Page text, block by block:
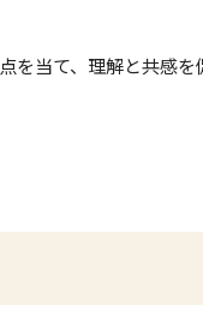
を当て、理解と共感を